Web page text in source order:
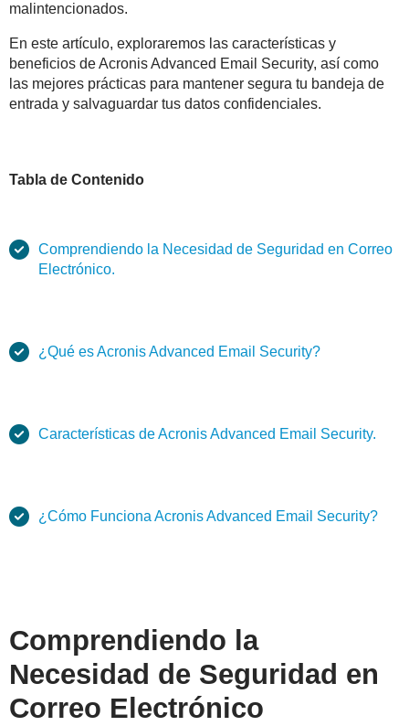
malintencionados.
En este artículo, exploraremos las características y
beneficios de Acronis Advanced Email Security, así como
las mejores prácticas para mantener segura tu bandeja de
entrada y salvaguardar tus datos confidenciales.
Tabla de Contenido
Comprendiendo la Necesidad de Seguridad en Correo
Electrónico.
¿Qué es Acronis Advanced Email Security?
Características de Acronis Advanced Email Security.
¿Cómo Funciona Acronis Advanced Email Security?
Comprendiendo la
Necesidad de Seguridad en
Correo Electrónico